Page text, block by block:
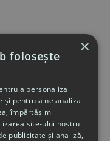
×
folosește
a personaliza
și pentru a ne analiza
împărtășim
site-ului nostru
publicitate și analiză,